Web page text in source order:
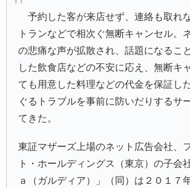
予約した客が来店せず、連絡も取れ
トランなどで相次ぐ無断キャンセル。
の悲痛な声が拡散され、話題になるこ
した飲食店などの不安に応え、無断キ
ても用意した料理などの代金を保証し
ぐるトラブルを事前に防いだりするサ
てきた。
東証マザーズ上場のネット広告会社、
ト・ホールディングス（東京）の子会
ａ（ガルディア）」（同）は２０１７